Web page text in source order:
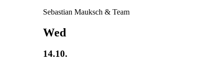
Sebastian Mauksch & Team
Wed
14.10.